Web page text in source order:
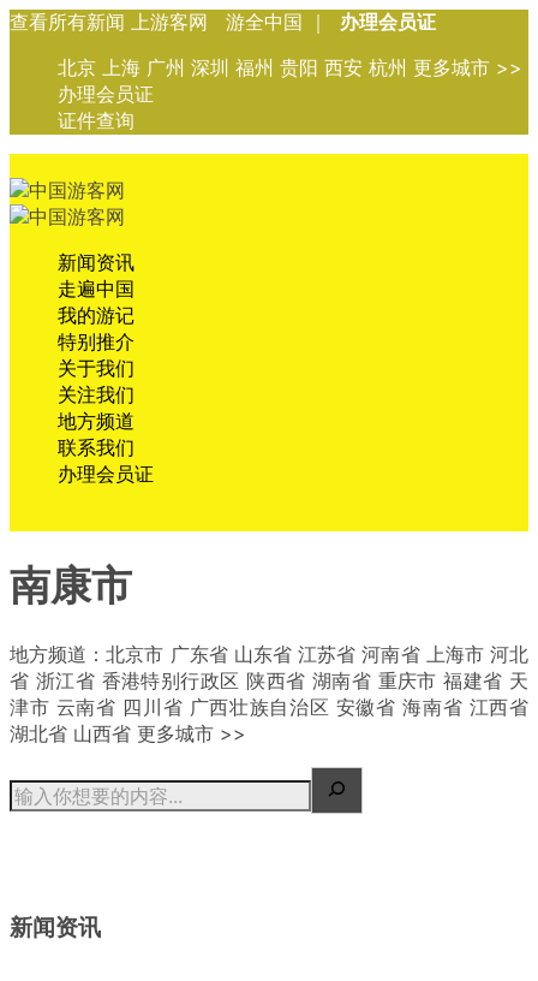
查看所有新闻 上游客网 游全中国 ｜
办理会员证
北京 上海 广州 深圳 福州 贵阳 西安 杭州 更多城市 >>
办理会员证
证件查询
新闻资讯
走遍中国
我的游记
特别推介
关于我们
关注我们
地方频道
联系我们
办理会员证
南康市
地方频道：北京市 广东省 山东省 江苏省 河南省 上海市 河北
省 浙江省 香港特别行政区 陕西省 湖南省 重庆市 福建省 天
津市 云南省 四川省 广西壮族自治区 安徽省 海南省 江西省
湖北省 山西省 更多城市 >>
新闻资讯